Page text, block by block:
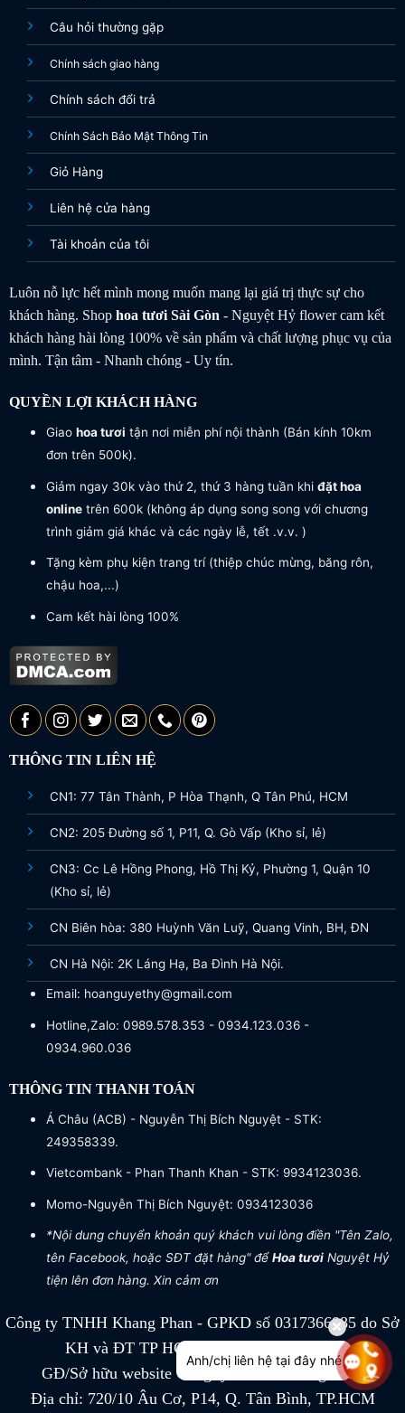
Câu hỏi thường gặp
Chính sách giao hàng
Chính sách đổi trả
Chính Sách Bảo Mật Thông Tin
Giỏ Hàng
Liên hệ cửa hàng
Tài khoản của tôi
Luôn nỗ lực hết mình mong muốn mang lại giá trị thực sự cho
khách hàng. Shop hoa tươiSài Gòn - Nguyệt Hỷ flower cam kết
khách hàng hài lòng 100% về sản phẩm và chất lượng phục vụ của
mình. Tận tâm - Nhanh chóng - Uy tín.
QUYỀN LỢI KHÁCH HÀNG
Giao hoa tươi tận nơi miễn phí nội thành (Bán kính 10km
đơn trên 500k).
Giảm ngay 30k vào thứ 2, thứ 3 hàng tuần khi đặt hoa
onlinetrên 600k (không áp dụng song song với chương
trình giảm giá khác và các ngày lễ, tết .v.v. )
Tặng kèm phụ kiện trang trí (thiệp chúc mừng, băng rôn,
chậu hoa,...)
Cam kết hài lòng 100%
THÔNG TIN LIÊN HỆ
CN1: 77 Tân Thành, P Hòa Thạnh, Q Tân Phú, HCM
CN2: 205 Đường số 1, P11, Q. Gò Vấp (Kho sỉ, lẻ)
CN3: Cc Lê Hồng Phong, Hồ Thị Kỷ, Phường 1, Quận 10
(Kho sỉ, lẻ)
CN Biên hòa: 380 Huỳnh Văn Luỹ, Quang Vinh, BH, ĐN
CN Hà Nội: 2K Láng Hạ, Ba Đình Hà Nội.
Email: hoanguyethy@gmail.com
Hotline,Zalo: 0989.578.353 - 0934.123.036 -
0934.960.036
THÔNG TIN THANH TOÁN
Á Châu (ACB) - Nguyễn Thị Bích Nguyệt - STK:
249358339.
Vietcombank - Phan Thanh Khan - STK: 9934123036.
Momo-Nguyễn Thị Bích Nguyệt: 0934123036
*Nội dung chuyển khoản quý khách vui lòng điền "Tên Zalo,
tên Facebook, hoặc SĐT đặt hàng" đểHoa tươiNguyệt Hỷ
tiện lên đơn hàng. Xin cảm ơn
Công ty TNHH Khang Phan - GPKD số 0317366885 do Sở
KH và ĐT TP HCM cấp ngày 04/07/2022
GĐ/Sở hữu website Công ty TNHH Khang Phan
Địa chỉ: 720/10 Âu Cơ, P14, Q. Tân Bình, TP.HCM
Anh/chị liên hệ tại đây nhé